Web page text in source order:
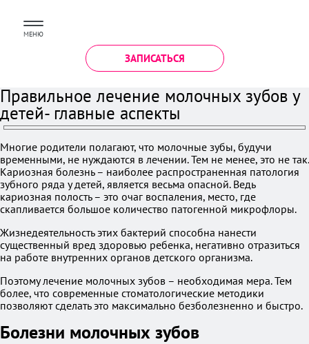
МЕНЮ
ЗАПИСАТЬСЯ
Правильное лечение молочных зубов у
детей- главные аспекты
Многие родители полагают, что молочные зубы, будучи
временными, не нуждаются в лечении. Тем не менее, это не так.
Кариозная болезнь – наиболее распространенная патология
зубного ряда у детей, является весьма опасной. Ведь
кариозная полость – это очаг воспаления, место, где
скапливается большое количество патогенной микрофлоры.
Жизнедеятельность этих бактерий способна нанести
существенный вред здоровью ребенка, негативно отразиться
на работе внутренних органов детского организма.
Поэтому лечение молочных зубов – необходимая мера. Тем
более, что современные стоматологические методики
позволяют сделать это максимально безболезненно и быстро.
Болезни молочных зубов